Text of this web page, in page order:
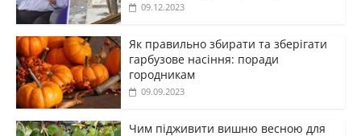
09.12.2023
Як правильно збирати та зберігати
гарбузове насіння: поради
городникам
09.09.2023
Чим підживити вишню весною для